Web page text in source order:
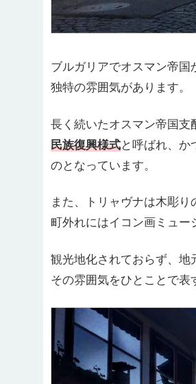
ブルガリアでオスマン帝国
独特の雰囲気があります。
長く続いたオスマン帝国支
民族復興様式と呼ばれ、か
のとなっています。
また、トリャヴナは木彫り
町外れにはイコン画ミュー
観光地化されておらず、地
その雰囲気をひとことで表